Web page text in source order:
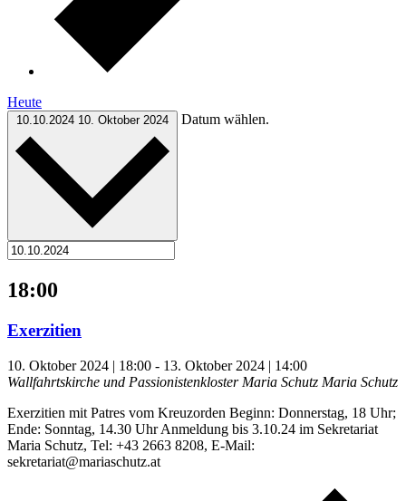
Heute
10.10.2024 10. Oktober 2024 Datum wählen.
18:00
Exerzitien
10. Oktober 2024 | 18:00 - 13. Oktober 2024 | 14:00
Wallfahrtskirche und Passionistenkloster Maria Schutz Maria Schutz
Exerzitien mit Patres vom Kreuzorden Beginn: Donnerstag, 18 Uhr;
Ende: Sonntag, 14.30 Uhr Anmeldung bis 3.10.24 im Sekretariat
Maria Schutz, Tel: +43 2663 8208, E-Mail:
sekretariat@mariaschutz.at